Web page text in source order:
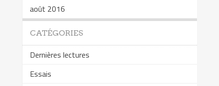
août 2016
CATÉGORIES
Dernières lectures
Essais